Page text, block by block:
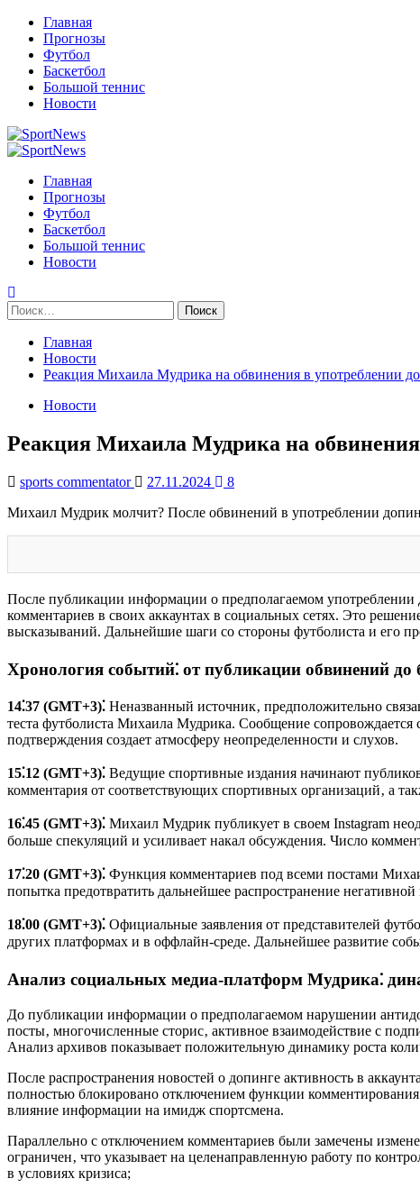
Перейти
содержимому
Главная
Прогнозы
Футбол
Баскетбол
Большой теннис
Новости
Primary
Главная
Прогнозы
Футбол
Баскетбол
Большой теннис
Новости
Найти:
Главная
Новости
Реакция Михаила Мудрика на обвинения в употреблении
Новости
Реакция Михаила Мудрика на обвинения
sports commentator 27.11.2024
8
Михаил Мудрик молчит? После обвинений в употреблении
После публикации информации о предполагаемом
комментариев в своих аккаунтах в социальных сетях. Это
высказываний. Дальнейшие шаги со стороны футболиста и его
Хронология событий⁚ от публикации обвинений
14⁚37 (GMT+3)⁚ Неназванный источник‚ предположительно
теста футболиста Михаила Мудрика. Сообщение
подтверждения создает атмосферу неопределенности и слухов.
15⁚12 (GMT+3)⁚ Ведущие спортивные издания начинают
комментария от соответствующих спортивных организаций‚ а
16⁚45 (GMT+3)⁚ Михаил Мудрик публикует в своем Instagram
больше спекуляций и усиливает накал обсуждения. Число
17⁚20 (GMT+3)⁚ Функция комментариев под всеми постами
попытка предотвратить дальнейшее распространение
18⁚00 (GMT+3)⁚ Официальные заявления от представителей
других платформах и в оффлайн-среде. Дальнейшее развитие
Анализ социальных медиа-платформ Мудрика⁚
До публикации информации о предполагаемом нарушении
посты‚ многочисленные сторис‚ активное взаимодействие с
Анализ архивов показывает положительную динамику роста
После распространения новостей о допинге активность в
полностью блокировано отключением функции
влияние информации на имидж спортсмена.
Параллельно с отключением комментариев были замечены
ограничен‚ что указывает на целенаправленную работу по
в условиях кризиса;